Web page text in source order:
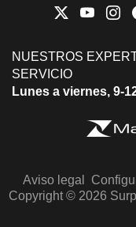
NUESTROS
SERVICIO
Lunes a viernes, 9-
Aviso legal
Copyright © 2026